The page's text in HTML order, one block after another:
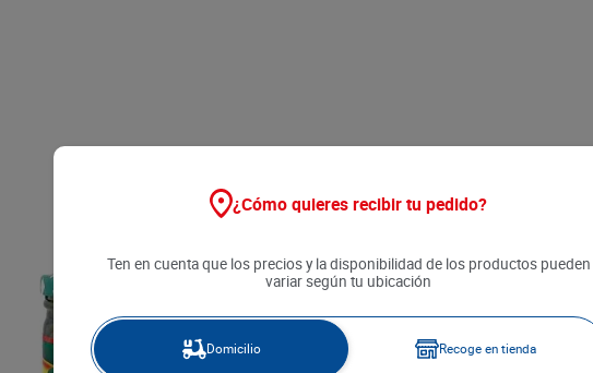
¿Cómo quieres recibir tu pedido?
Ten en cuenta que los precios y la disponibilidad de los productos pueden
variar según tu ubicación
Domicilio Recoge en tienda